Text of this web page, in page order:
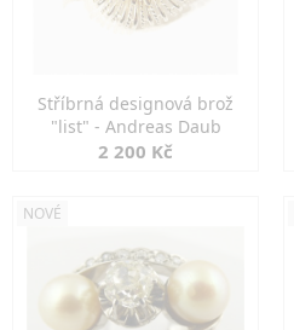
Stříbrná designová brož
"list" - Andreas Daub
2 200 Kč
NOVÉ